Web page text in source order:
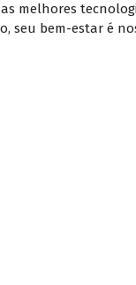
melhores
seu bem-estar é